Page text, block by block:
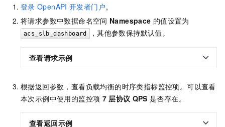
登录 OpenAPI 开发者门户。
将请求参数中数据命名空间 Namespace 的值设置为
acs_slb_dashboard ，其他参数保持默认值。
查看请求示例
根据返回参数，查看负载均衡的时序类指标监控项。可以查看
本次示例中使用的监控项 7 层协议 QPS 是否存在。
查看返回示例